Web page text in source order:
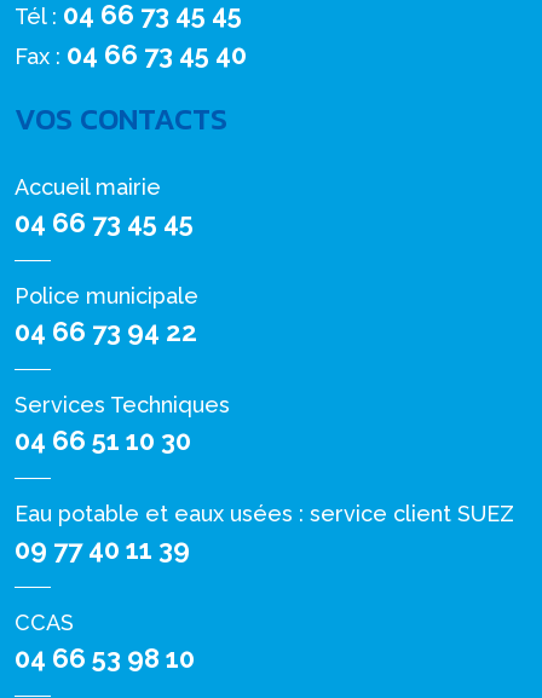
Tél : 04 66 73 45 45
Fax : 04 66 73 45 40
VOS CONTACTS
Accueil mairie
04 66 73 45 45
Police municipale
04 66 73 94 22
Services Techniques
04 66 51 10 30
Eau potable et eaux usées : service client SUEZ
09 77 40 11 39
CCAS
04 66 53 98 10